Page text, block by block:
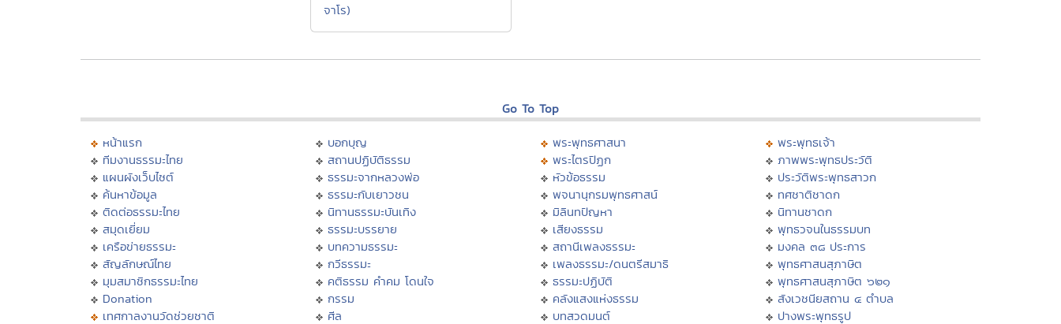
จาโร)
Go To Top
หน้าแรก
ทีมงานธรรมะไทย
แผนผังเว็บไซต์
ค้นหาข้อมูล
ติดต่อธรรมะไทย
สมุดเยี่ยม
เครือข่ายธรรมะ
สัญลักษณ์ไทย
มุมสมาชิกธรรมะไทย
Donation
เทศกาลงานวัดช่วยชาติ
บอกบุญ
สถานปฏิบัติธรรม
ธรรมะจากหลวงพ่อ
ธรรมะกับเยาวชน
นิทานธรรมะบันเทิง
ธรรมะบรรยาย
บทความธรรมะ
กวีธรรมะ
คติธรรม คำคม โดนใจ
กรรม
ศีล
พระพุทธศาสนา
พระไตรปิฏก
หัวข้อธรรม
พจนานุกรมพุทธศาสน์
มิลินทปัญหา
เสียงธรรม
สถานีเพลงธรรมะ
เพลงธรรมะ/ดนตรีสมาธิ
ธรรมะปฏิบัติ
คลังแสงแห่งธรรม
บทสวดมนต์
พระพุทธเจ้า
ภาพพระพุทธประวัติ
ประวัติพระพุทธสาวก
ทศชาติชาดก
นิทานชาดก
พุทธวจนในธรรมบท
มงคล ๓๘ ประการ
พุทธศาสนสุภาษิต
พุทธศาสนสุภาษิต ๖๒๑
สังเวชนียสถาน ๔ ตำบล
ปางพระพุทธรูป